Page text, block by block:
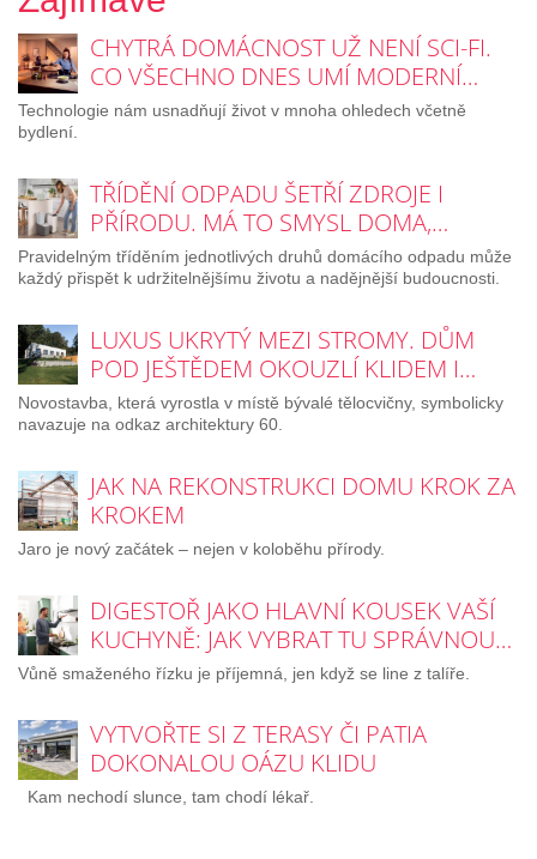
CHYTRÁ DOMÁCNOST UŽ NENÍ SCI-FI.
CO VŠECHNO DNES UMÍ MODERNÍ…
Technologie nám usnadňují život v mnoha ohledech včetně
bydlení.
TŘÍDĚNÍ ODPADU ŠETŘÍ ZDROJE I
PŘÍRODU. MÁ TO SMYSL DOMA,…
Pravidelným tříděním jednotlivých druhů domácího odpadu může
každý přispět k udržitelnějšímu životu a nadějnější budoucnosti.
LUXUS UKRYTÝ MEZI STROMY. DŮM
POD JEŠTĚDEM OKOUZLÍ KLIDEM I…
Novostavba, která vyrostla v místě bývalé tělocvičny, symbolicky
navazuje na odkaz architektury 60.
JAK NA REKONSTRUKCI DOMU KROK ZA
KROKEM
Jaro je nový začátek – nejen v koloběhu přírody.
DIGESTOŘ JAKO HLAVNÍ KOUSEK VAŠÍ
KUCHYNĚ: JAK VYBRAT TU SPRÁVNOU…
Vůně smaženého řízku je příjemná, jen když se line z talíře.
VYTVOŘTE SI Z TERASY ČI PATIA
DOKONALOU OÁZU KLIDU
Kam nechodí slunce, tam chodí lékař.